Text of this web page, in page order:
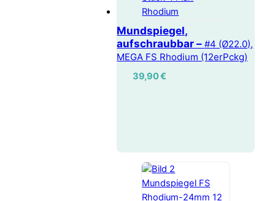
Mundspiegel,
aufschraubbar –#4 (Ø22.0),
MEGA FS Rhodium (12erPckg)
39,90€